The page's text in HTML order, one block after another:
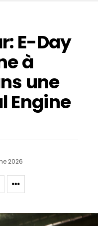
E-Day
à
une
Engine
2026